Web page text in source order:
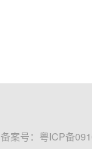
备案号： 粤ICP备